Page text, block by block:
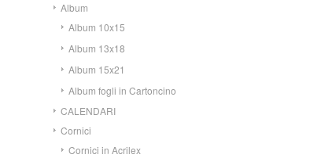
Album
Album 10x15
Album 13x18
Album 15x21
Album fogli in Cartoncino
CALENDARI
Cornici
Cornici in Acrilex